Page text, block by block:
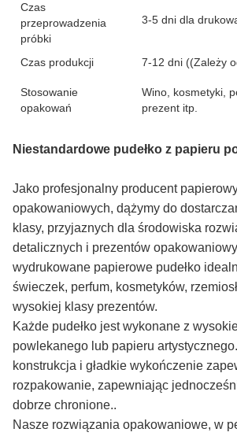
Czas
przeprowadzenia
próbki
3-5 dni dla
Czas produkcji 7-12 dni ((Zależy
Stosowanie
opakowań
Wino, kosmetyki,
prezent itp.
Niestandardowe pudełko z papieru
Jako profesjonalny producent
opakowaniowych, dążymy do
klasy, przyjaznych dla środowiska
detalicznych i prezentów
wydrukowane papierowe pudełko
świeczek, perfum, kosmetyków,
wysokiej klasy prezentów.
Każde pudełko jest wykonane z
powlekanego lub papieru
konstrukcja i gładkie wykończenie
rozpakowanie, zapewniając
dobrze chronione..
Nasze rozwiązania opakowaniowe, w